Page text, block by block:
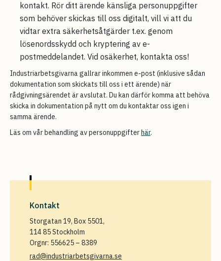
kontakt. Rör ditt ärende känsliga personuppgifter
som behöver skickas till oss digitalt, vill vi att du
vidtar extra säkerhetsåtgärder t.ex. genom
lösenordsskydd och kryptering av e-
postmeddelandet. Vid osäkerhet, kontakta oss!
Industriarbetsgivarna gallrar inkommen e-post (inklusive sådan
dokumentation som skickats till oss i ett ärende) när
rådgivningsärendet är avslutat. Du kan därför komma att behöva
skicka in dokumentation på nytt om du kontaktar oss igen i
samma ärende.
Läs om vår behandling av personuppgifterhär.
Kontakt
Storgatan 19, Box 5501,
114 85 Stockholm
Orgnr: 556625 – 8389
rad@industriarbetsgivarna.se